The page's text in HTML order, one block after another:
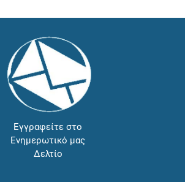
Εγγραφείτε στο
Ενημερωτικό μας
Δελτίο